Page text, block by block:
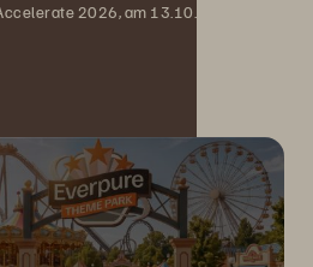
2026, am 13.10.2026 in